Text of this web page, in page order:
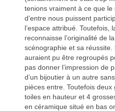
tenions vraiment à ce que le
d’entre nous puissent
l’espace attribué. Toutefois,
reconnaisse l’originalité de la
scénographie et sa réussite.
auraient pu être regroupés
pas donner l’impression de
d’un bijoutier à un autre
pièces entre. Toutefois deux
toiles en hauteur et 4
en céramique situé en bas